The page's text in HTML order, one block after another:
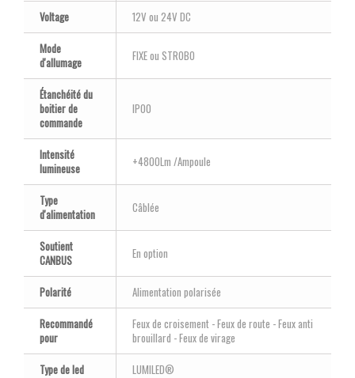
Voltage
12V ou 24V DC
Mode
d'allumage
FIXE ou STROBO
Étanchéité du
boitier de
commande
IP00
Intensité
lumineuse
+4800Lm /Ampoule
Type
d'alimentation
Câblée
Soutient
CANBUS
En option
Polarité
Alimentation polarisée
Recommandé
pour
Feux de croisement - Feux de route - Feux anti
brouillard - Feux de virage
Type de led
LUMILED®